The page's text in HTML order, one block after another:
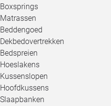
Boxsprings
Matrassen
Beddengoed
Dekbedovertrekken
Bedspreien
Hoeslakens
Kussenslopen
Hoofdkussens
Slaapbanken